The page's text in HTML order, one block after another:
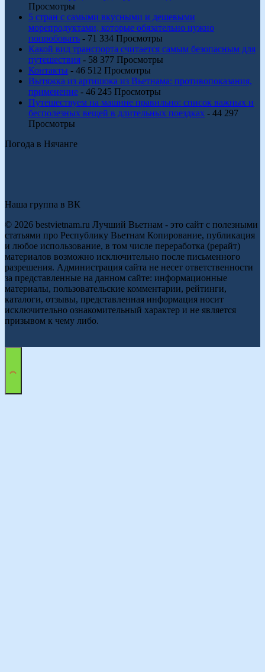
Просмотры
5 стран с самыми вкусными и дешевыми
морепродуктами, которые обязательно нужно
попробовать - 71 334 Просмотры
Какой вид транспорта считается самым безопасным для
путешествия - 58 377 Просмотры
Контакты - 46 512 Просмотры
Вытяжка из артишока из Вьетнама: противопоказания,
применение - 46 245 Просмотры
Путешествуем на машине правильно: список важных и
бесполезных вещей в длительных поездках - 44 297
Просмотры
Погода в Нячанге
Наша группа в ВК
© 2026 bestvietnam.ru Лучший Вьетнам - это сайт с полезными
статьями про Республику Вьетнам Копирование, публикация
и любое использование, в том числе переработка (рерайт)
материалов возможно исключительно после письменного
разрешения. Администрация сайта не несет ответственности
за представленные на данном сайте: информационные
материалы, пользовательские комментарии, рейтинги,
каталоги, отзывы, представленная информация носит
исключительно ознакомительный характер и не является
призывом к чему либо.